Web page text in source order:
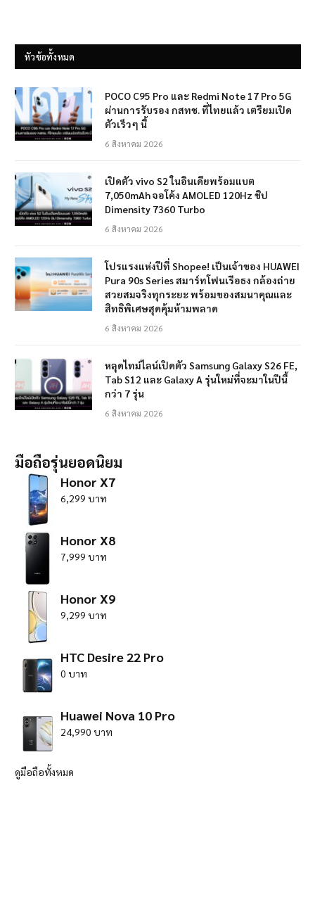
หัวข้อทั้งหมด
POCO C95 Pro และ Redmi Note 17 Pro 5G
ผ่านการรับรอง กสทช. ที่ไทยแล้ว เตรียมเปิด
ตัวเร็วๆ นี้
6 สิงหาคม 2026
เปิดตัว vivo S2 ในอินเดียพร้อมแบต
7,050mAh จอโค้ง AMOLED 120Hz ชิป
Dimensity 7360 Turbo
6 สิงหาคม 2026
โปรแรงแห่งปีที่ Shopee! เป็นเจ้าของ HUAWEI
Pura 90s Series สมาร์ทโฟนเรือธง กล้องถ่าย
สวยสมจริงทุกระยะ พร้อมของสมนาคุณและ
สิทธิพิเศษสุดคุ้มห้ามพลาด
6 สิงหาคม 2026
หลุดไทม์ไลน์เปิดตัว Samsung Galaxy S26 FE,
Tab S12 และ Galaxy A รุ่นใหม่ที่จะมาในปีนี้
กว่า 7 รุ่น
6 สิงหาคม 2026
มือถือรุ่นยอดนิยม
Honor X7
6,299 บาท
Honor X8
7,999 บาท
Honor X9
9,299 บาท
HTC Desire 22 Pro
0 บาท
Huawei Nova 10 Pro
24,990 บาท
ดูมือถือทั้งหมด